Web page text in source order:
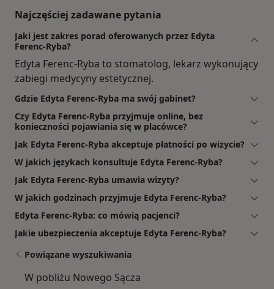
Najczęściej zadawane pytania
Jaki jest zakres porad oferowanych przez Edyta
Ferenc-Ryba?
Edyta Ferenc-Ryba to stomatolog, lekarz wykonujący
zabiegi medycyny estetycznej.
Gdzie Edyta Ferenc-Ryba ma swój gabinet?
Czy Edyta Ferenc-Ryba przyjmuje online, bez
konieczności pojawiania się w placówce?
Jak Edyta Ferenc-Ryba akceptuje płatności po wizycie?
W jakich językach konsultuje Edyta Ferenc-Ryba?
Jak Edyta Ferenc-Ryba umawia wizyty?
W jakich godzinach przyjmuje Edyta Ferenc-Ryba?
Edyta Ferenc-Ryba: co mówią pacjenci?
Jakie ubezpieczenia akceptuje Edyta Ferenc-Ryba?
Powiązane wyszukiwania
W pobliżu Nowego Sącza